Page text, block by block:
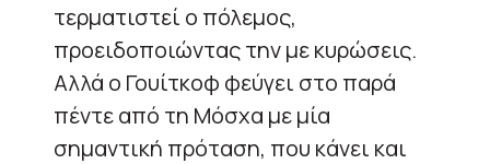
τερματιστεί ο πόλεμος,
προειδοποιώντας την με κυρώσεις.
Αλλά ο Γουίτκοφ φεύγει στο παρά
πέντε από τη Μόσχα με μία
σημαντική πρόταση, που κάνει και